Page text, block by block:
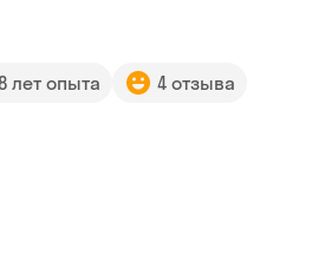
лет опыта 4 отзыва